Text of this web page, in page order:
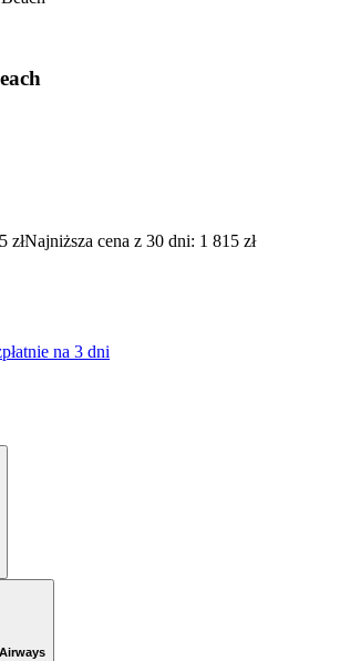
złNajniższa cena z 30 dni: 1 815 zł
na 3 dni